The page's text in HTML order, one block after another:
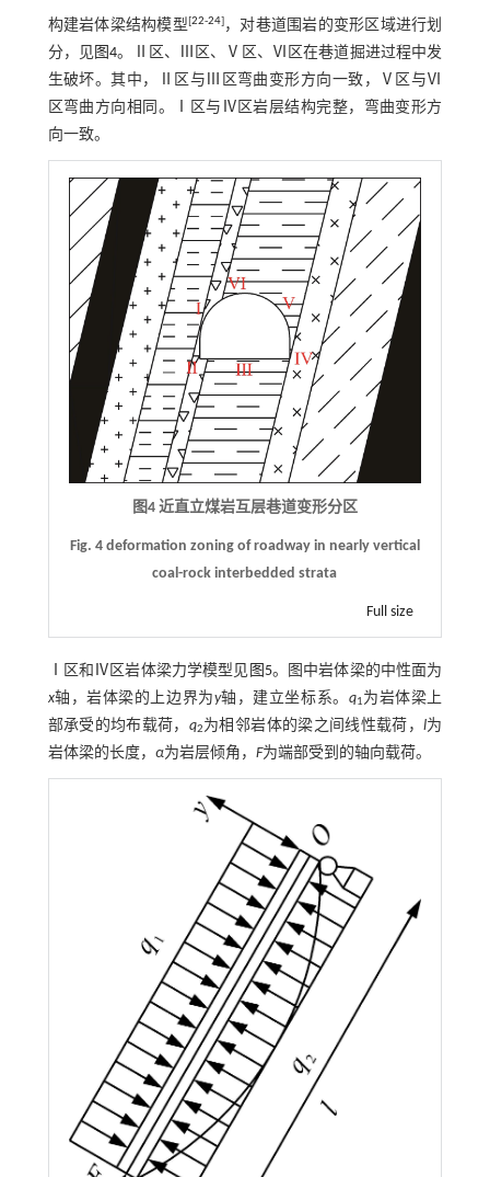
构建岩体梁结构模型[22-24]，对巷道围岩的变形区域进行划
分，见图4。Ⅱ区、Ⅲ区、Ⅴ区、Ⅵ区在巷道掘进过程中发
生破坏。其中，Ⅱ区与Ⅲ区弯曲变形方向一致，Ⅴ区与Ⅵ
区弯曲方向相同。Ⅰ区与Ⅳ区岩层结构完整，弯曲变形方
向一致。
图4 近直立煤岩互层巷道变形分区
Fig. 4 deformation zoning of roadway in nearly vertical
coal-rock interbedded strata
Full size
Ⅰ区和Ⅳ区岩体梁力学模型见 图5。图中岩体梁的中性面为
x轴，岩体梁的上边界为y轴，建立坐标系。 q1为岩体梁上
部承受的均布载荷， q2为相邻岩体的梁之间线性载荷，l为
岩体梁的长度， α为岩层倾角， F为端部受到的轴向载荷。